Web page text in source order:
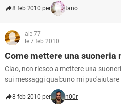
8 feb 2010 per tano
ale 77
le 7 feb 2010
Come mettere una suoneria
Ciao, non riesco a mettere una
sui messaggi qualcuno mi puo'aiutare
8 feb 2010 per n00r